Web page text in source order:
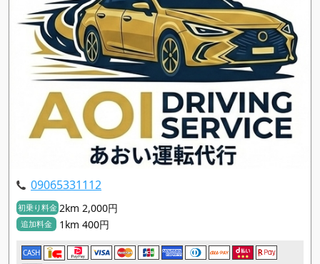
09065331112
初乗り料金 2km 2,000円
追加料金 1km 400円
CASH